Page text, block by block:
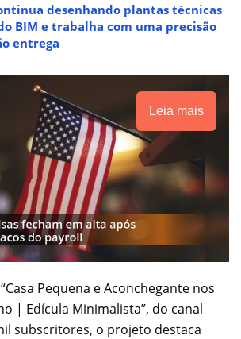
desenhando plantas técnicas
BIM e trabalha com uma precisão
entrega
Leia mais
Pequena e Aconchegante nos
| Edícula Minimalista”, do canal
subscritores, o projeto destaca